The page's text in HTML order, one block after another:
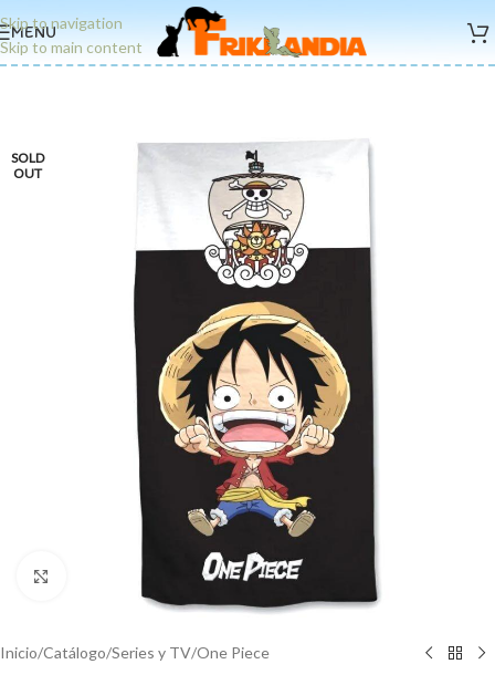
Skip to navigation
Skip to main content
MENU
SOLD
OUT
Click to enlarge
Inicio/Catálogo/Series y TV/One Piece